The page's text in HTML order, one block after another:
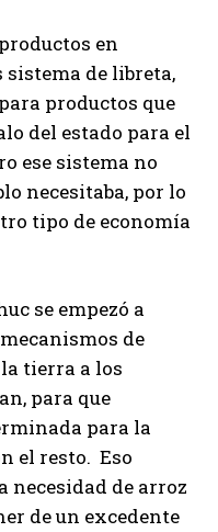
en
de libreta,
productos que
del estado para el
ese sistema no
necesitaba, por lo
tipo de economía
se empezó a
de
tierra a los
para que
para la
el resto. Eso
necesidad de arroz
de un excedente